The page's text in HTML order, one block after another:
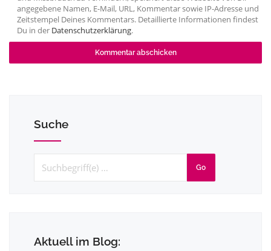
angegebene Namen, E-Mail, URL, Kommentar sowie IP-Adresse und
Zeitstempel Deines Kommentars. Detaillierte Informationen findest
Du in der Datenschutzerklärung.
Suche
Go
Aktuell im Blog: